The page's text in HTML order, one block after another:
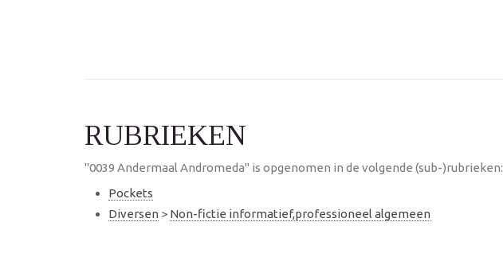
RUBRIEKEN
"0039 Andermaal Andromeda" is opgenomen in de volgende (sub-)rubrieken:
Pockets
Diversen > Non-fictie informatief,professioneel algemeen